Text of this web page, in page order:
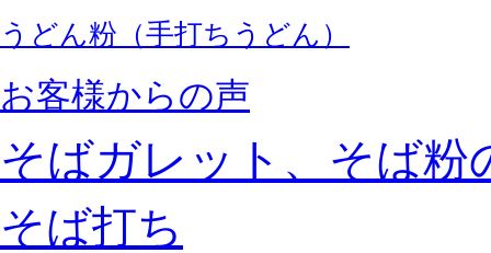
うどん粉（手打ちうどん）
お客様からの声
そばガレット、そば粉
そば打ち